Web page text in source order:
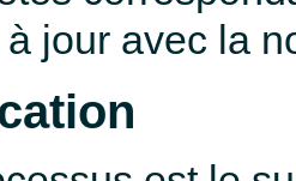
jour avec la